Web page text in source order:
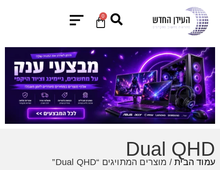
0
Dual QHD
עמוד הבית/ מוצרים המתויגים “Dual QHD”